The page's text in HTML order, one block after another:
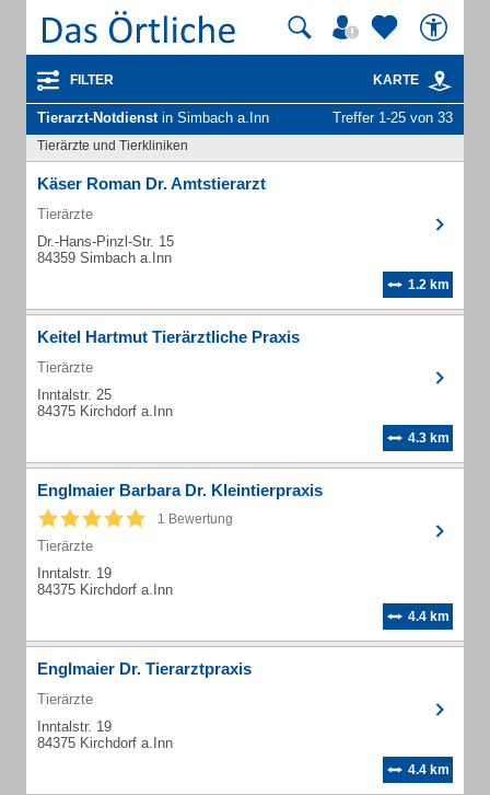
FILTER KARTE
Tierarzt-Notdienstin Simbach a.Inn Treffer 1-25 von 33
Tierärzte und Tierkliniken
Käser Roman Dr. Amtstierarzt
Tierärzte
Dr.-Hans-Pinzl-Str. 15
84359 Simbach a.Inn
1.2 km
Keitel Hartmut Tierärztliche Praxis
Tierärzte
Inntalstr. 25
84375 Kirchdorf a.Inn
4.3 km
Englmaier Barbara Dr. Kleintierpraxis
1 Bewertung
Tierärzte
Inntalstr. 19
84375 Kirchdorf a.Inn
4.4 km
Englmaier Dr. Tierarztpraxis
Tierärzte
Inntalstr. 19
84375 Kirchdorf a.Inn
4.4 km